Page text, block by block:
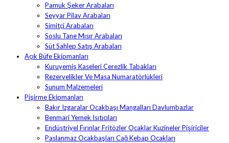
Pamuk Şeker Arabaları
Seyyar Pilav Arabaları
Simitçi Arabaları
Soslu Tane Mısır Arabaları
Süt Sahlep Satış Arabaları
Açık Büfe Ekipmanları
Kuruyemiş Kaseleri Çerezlik Tabakları
Rezervelikler Ve Masa Numaratörlükleri
Sunum Malzemeleri
Pişirme Ekipmanları
Bakır Izgaralar Ocakbaşı Mangalları Davlumbazlar
Benmari Yemek Isıtıcıları
Endüstriyel Fırınlar Fritözler Ocaklar Kuzineler Pişiriciler
Paslanmaz Ocakbaşları Cağ Kebap Ocakları